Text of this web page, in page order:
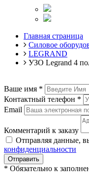
Главная страница
Силовое
LEGRAND
УЗО Legrand 4
Ваше имя *
Контактный телефон *
Email
Комментарий к заказу
Отправляя данные,
конфиденциальности
Отправить
* Обязательно к